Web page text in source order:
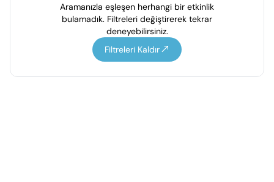
Aramanızla eşleşen herhangi bir etkinlik
bulamadık. Filtreleri değiştirerek tekrar
deneyebilirsiniz.
Filtreleri Kaldır